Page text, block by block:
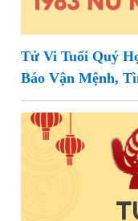
Tử Vi Tuổi Quý
Báo Vận Mệnh,